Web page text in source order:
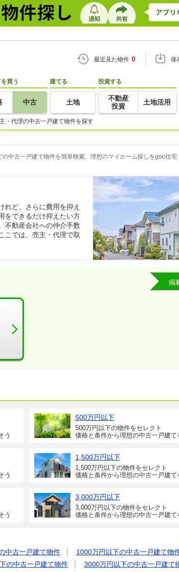
最近見た物件 0 保
買う
中古
建てる
土地
投資する
不動産
投資
土地活用
・代理の中古一戸建て物件を探す
中古一戸建て物件を簡単検索。理想のマイホーム探しをgoo住宅
れど、さらに費用を抑え
をできるだけ抑えたい方
不動産会社への仲介手数
こでは、売主・代理で取
掲
う
500万円以下
500万円以下の物件をセレクト
価格と条件から理想の中古一戸建て
う
1,500万円以下
1,500万円以下の物件をセレクト
価格と条件から理想の中古一戸建て
う
3,000万円以下
3,000万円以下の物件をセレクト
価格と条件から理想の中古一戸建て
中古一戸建て物件
1000万円以下の中古一戸建て物
の中古一戸建て物件
3000万円以下の中古一戸建て